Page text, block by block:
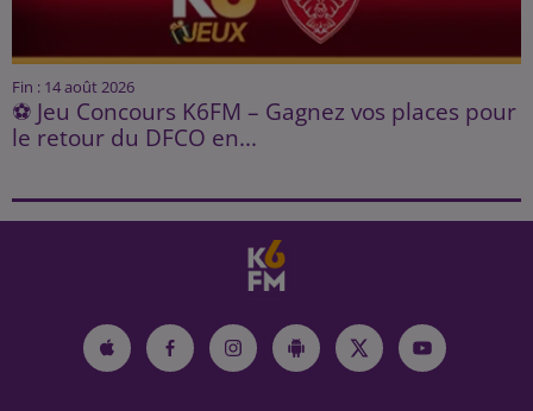
Fin : 14 août 2026
⚽ Jeu Concours K6FM – Gagnez vos places pour
le retour du DFCO en...